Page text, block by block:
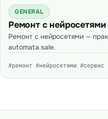
GENERAL
Ремонт с нейросетями
Ремонт с нейросетями —
automata.sale.
#ремонт #нейросетями #сервис